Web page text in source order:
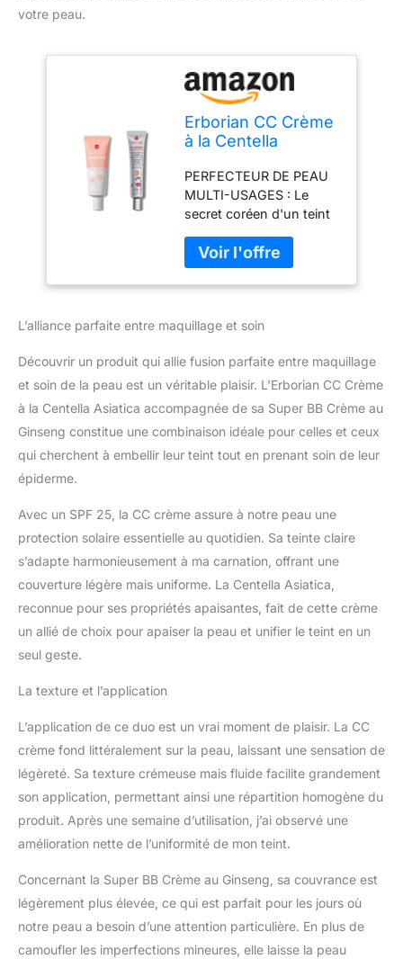
votre peau.
Erborian CC Crème
à la Centella
Maquillage pour le
Teint et Soin
Illuminateur - SPF
25 - Clair 45 ml +
Erborian Super BB
Crème au Ginseng -
Clair 40 ml
PERFECTEUR DE PEAU
MULTI-USAGES : Le
secret coréen d'un teint
vous grâce à la célèbre
CC Crème Erborian. Cet
illuminateur de teint
texture ultra fine,
pour sublimer
l'apparence de votre
peau. La CC crème
parfaite entre soin et
maquillage : elle enrichie
Douce et éclatante, la
finition légère de ce
correcteur de teint
laissera votre peau
impeccable. Principaux
ingrédients : la BB crème
Erborian est très
bienfaits lissants et
revitalisants ; la
niacinamide pour réduire
les imperfections ; anti-
inflammatoires réglisse et
gingembre et contre les
radicaux libres pour un
de titane, un protecteur
L’alliance parfaite entre maquillage et soin
Découvrir un produit qui allie fusion parfaite entre maquillage
et soin de la peau est un véritable plaisir. L’Erborian CC Crème
à la Centella Asiatica accompagnée de sa Super BB Crème au
Ginseng constitue une combinaison idéale pour celles et ceux
qui cherchent à embellir leur teint tout en prenant soin de leur
épiderme.
Avec un SPF 25, la CC crème assure à notre peau une
protection solaire essentielle au quotidien. Sa teinte claire
s’adapte harmonieusement à ma carnation, offrant une
couverture légère mais uniforme. La Centella Asiatica,
reconnue pour ses propriétés apaisantes, fait de cette crème
un allié de choix pour apaiser la peau et unifier le teint en un
seul geste.
La texture et l’application
L’application de ce duo est un vrai moment de plaisir. La CC
crème fond littéralement sur la peau, laissant une sensation de
légèreté. Sa texture crémeuse mais fluide facilite grandement
son application, permettant ainsi une répartition homogène du
produit. Après une semaine d’utilisation, j’ai observé une
amélioration nette de l’uniformité de mon teint.
Concernant la Super BB Crème au Ginseng, sa couvrance est
légèrement plus élevée, ce qui est parfait pour les jours où
notre peau a besoin d’une attention particulière. En plus de
camoufler les imperfections mineures, elle laisse la peau